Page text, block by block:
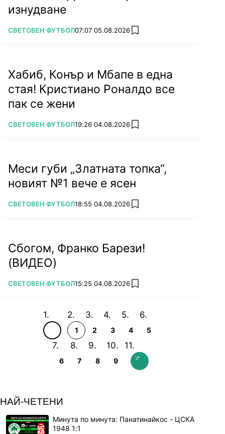
изнудване
ПОВЕЧЕ ОТ
СВЕТОВЕН ФУТБОЛ07:07 05.08.2026 add favorites
Хабиб, Конър и Мбапе в една
стая! Кристиано Роналдо все
пак се жени
ПОВЕЧЕ ОТ
СВЕТОВЕН ФУТБОЛ19:26 04.08.2026 add favorites
Меси губи „Златната топка“,
новият №1 вече е ясен
ПОВЕЧЕ ОТ
СВЕТОВЕН ФУТБОЛ18:55 04.08.2026 add favorites
Сбогом, Франко Барези!
(ВИДЕО)
ПОВЕЧЕ ОТ
СВЕТОВЕН ФУТБОЛ15:25 04.08.2026 add favorites
1 2 3 4 5
6 7 8 9
НАЙ-ЧЕТЕНИ
Минута по минута: Панатинайкос - ЦСКА
1948 1:1